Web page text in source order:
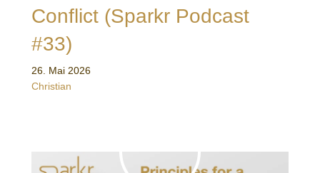
Conflict (Sparkr Podcast
#33)
26. Mai 2026
Christian